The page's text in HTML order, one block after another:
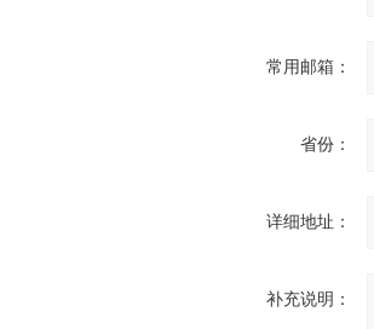
常用邮箱：
省份：
详细地址：
补充说明：